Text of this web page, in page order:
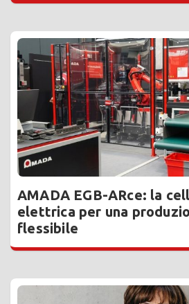
AMADA EGB-ARce: la
elettrica per una
flessibile